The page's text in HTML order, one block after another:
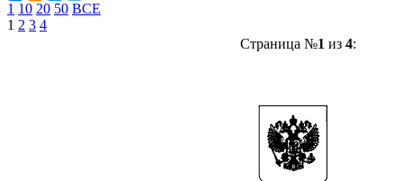
1 10 20 50 ВСЕ
1 2 3 4
Страница №1 из 4: